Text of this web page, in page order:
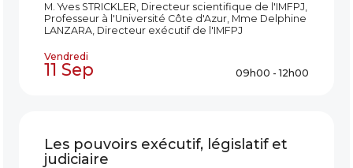
M. Yves STRICKLER, Directeur scientifique de l'IMFPJ,
Professeur à l'Université Côte d'Azur, Mme Delphine
LANZARA, Directeur exécutif de l'IMFPJ
Vendredi
11 Sep 09h00 - 12h00
Les pouvoirs exécutif, législatif et
judiciaire